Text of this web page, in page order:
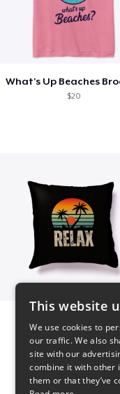
$20
This website
We use cookies to
our traffic. We also
site with our
combine it with other
them or that they’ve